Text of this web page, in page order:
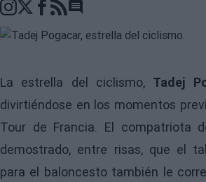
Go to comments seciton
La estrella del ciclismo, Tadej
divirtiéndose en los momentos
Tour de Francia. El compatriota
demostrado, entre risas, que el
para el baloncesto también le